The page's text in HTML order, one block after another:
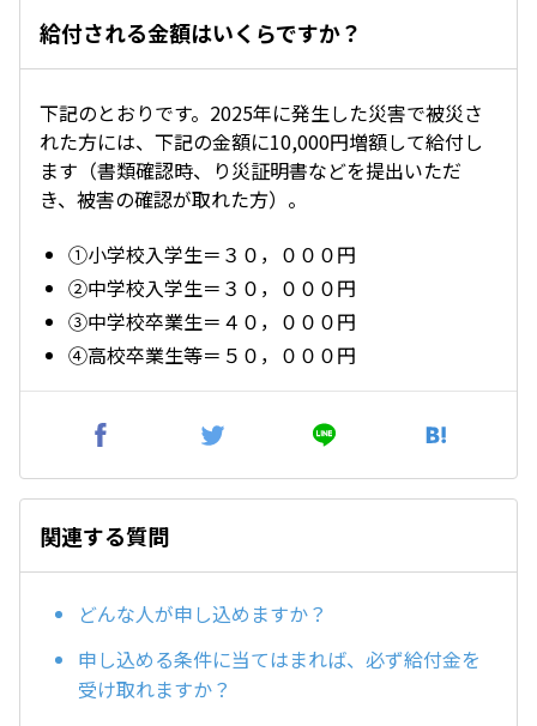
給付される金額はいくらですか？
下記のとおりです。2025年に発生した災害で被災さ
れた方には、下記の金額に10,000円増額して給付し
ます（書類確認時、り災証明書などを提出いただ
き、被害の確認が取れた方）。
①小学校入学生＝３０，０００円
②中学校入学生＝３０，０００円
③中学校卒業生＝４０，０００円
④高校卒業生等＝５０，０００円
関連する質問
どんな人が申し込めますか？
申し込める条件に当てはまれば、必ず給付金を
受け取れますか？